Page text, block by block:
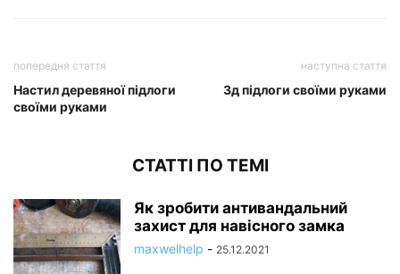
попередня стаття
Настил деревяної підлоги
своїми руками
наступна стаття
3д підлоги своїми руками
СТАТТІ ПО ТЕМІ
Як зробити антивандальний
захист для навісного замка
maxwelhelp - 25.12.2021